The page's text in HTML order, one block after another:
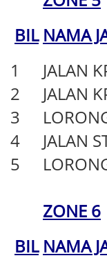
BIL NAMA
1
JALAN
2
JALAN
3
4
JALAN
5
ZONE 6
BIL NAMA